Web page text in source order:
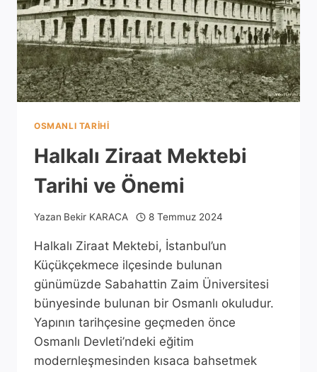
OSMANLI TARIHI
Halkalı Ziraat Mektebi
Tarihi ve Önemi
Yazan Bekir KARACA 8 Temmuz 2024
Halkalı Ziraat Mektebi, İstanbul’un
Küçükçekmece ilçesinde bulunan
günümüzde Sabahattin Zaim Üniversitesi
bünyesinde bulunan bir Osmanlı okuludur.
Yapının tarihçesine geçmeden önce
Osmanlı Devleti’ndeki eğitim
modernleşmesinden kısaca bahsetmek